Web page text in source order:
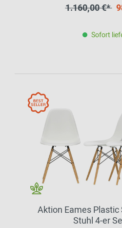
1.160,00 €*
Sofort
Aktion Eames Plastic
Stuhl 4-er